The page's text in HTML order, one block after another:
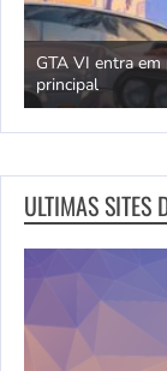
GTA VI entra
principal
ULTIMAS SITES